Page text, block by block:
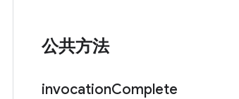
公共方法
invocationComplete